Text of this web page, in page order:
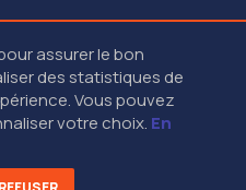
assurer le bon
des statistiques de
Vous pouvez
votre choix. En
LÉGALES
SANS INTERRUPTION)
- 92200 NEUILLY SUR SEINE